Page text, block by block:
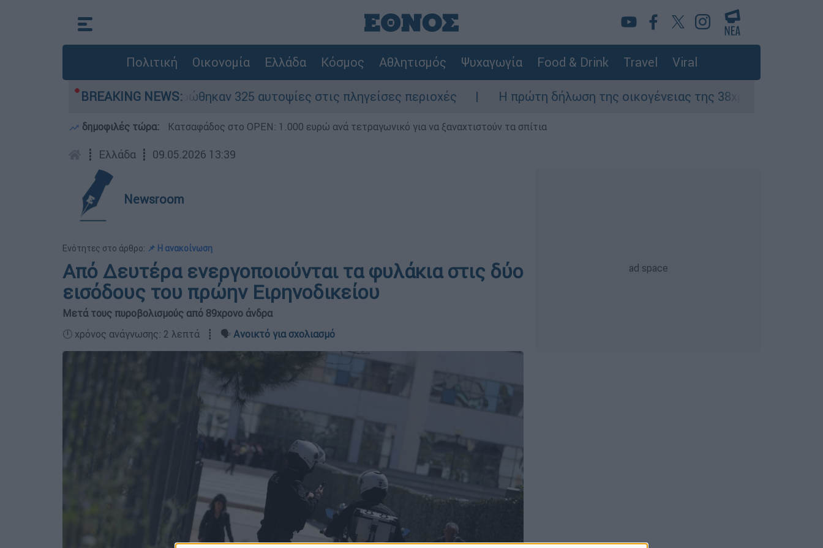
Πολιτική Οικονομία Ελλάδα Κόσμος Αθλητισμός Ψυχαγωγία Food & Drink Travel Viral
BREAKING NEWS:
«κόκκινα» - Ολοκληρώθηκαν 325 αυτοψίες στις πληγείσες περιοχές Η πρώτη δήλωση της οικογένειας της 38χρονης Βρετανίδας που
δημοφιλές τώρα: Κατσαφάδος στο OPEN: 1.000 ευρώ ανά τετραγωνικό για να ξαναχτιστούν τα σπίτια
┋ Ελλάδα ┋ 09.05.2026 13:39
Newsroom
Ενότητες στο άρθρο: 📌 Η ανακοίνωση
Από Δευτέρα ενεργοποιούνται τα φυλάκια στις δύο
εισόδους του πρώην Ειρηνοδικείου
Μετά τους πυροβολισμούς από 89χρονο άνδρα
🕛 χρόνος ανάγνωσης: 2 λεπτά ┋ 🗣️ Ανοικτό για σχολιασμό